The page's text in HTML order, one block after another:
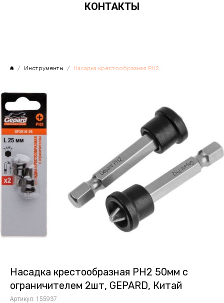
КОНТАКТЫ
Инструменты
Насадка крестообразная РН2 50мм с
ограничителем 2шт, GEPARD, Китай
Артикул: 155937